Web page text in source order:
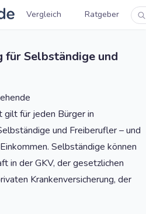
Vergleich Ratgeber
für Selbständige und
gilt für jeden Bürger in
und Freiberufler – und
Selbständige können
in der GKV, der gesetzlichen
Krankenversicherung, der